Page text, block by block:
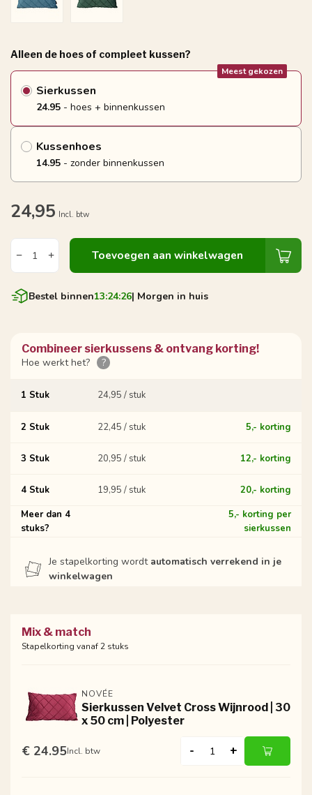
Alleen de hoes of compleet kussen?
Sierkussen
Meest gekozen
24.95 - hoes + binnenkussen
Kussenhoes
14.95 - zonder binnenkussen
24,95 Incl. btw
Toevoegen aan winkelwagen
Bestel binnen13:24:25| Morgen in huis
Combineer sierkussens & ontvang korting!
Hoe werkt het?
?
1 Stuk 24,95 / stuk
2 Stuk 22,45 / stuk 5,- korting
3 Stuk 20,95 / stuk 12,- korting
4 Stuk 19,95 / stuk
20,- korting
Meer dan 4
stuks?
5,- korting per
sierkussen
Je stapelkorting wordt automatisch verrekend in je
winkelwagen
Mix & match
Stapelkorting vanaf 2 stuks
NOVÉE
Sierkussen Velvet Cross Wijnrood | 30
x 50 cm | Polyester
€ 24.95Incl. btw - +